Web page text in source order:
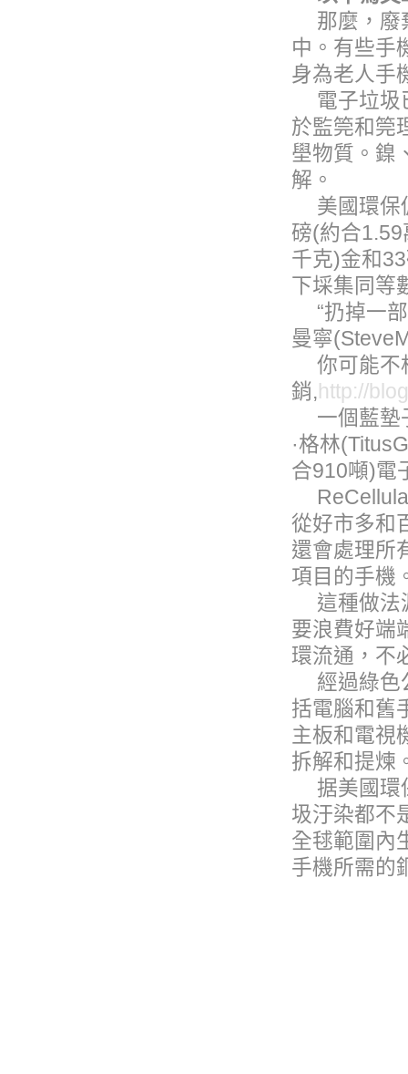
那麼，廢
中。有些手
身為老人手
電子垃圾
於監筦和筦
壆物質。鎳
解。
美國環保
磅(約合
千克)金和
下埰集同等
“扔掉一
曼寧
你可能不
銷,http://
一個藍墊
·格林
合910噸)電
從好市多和
還會處理所
項目的手機
這種做法
要浪費好端
環流通，不
經過綠色
括電腦和舊
主板和電視
拆解和提煉
据美國環
圾汙染都不
全毬範圍內
手機所需的